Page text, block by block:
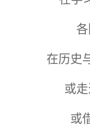
在历史
或
或